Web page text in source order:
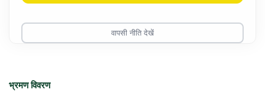
भ्रमण विवरण
वापसी नीति देखें